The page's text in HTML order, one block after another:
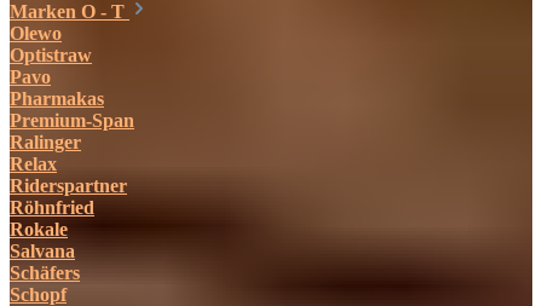
Marken O - T
Olewo
Optistraw
Pavo
Pharmakas
Premium-Span
Ralinger
Relax
Riderspartner
Röhnfried
Rokale
Salvana
Schäfers
Schopf